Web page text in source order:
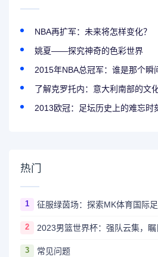
NBA再扩军：未来将怎样变化？
姚夏——探究神奇的色彩世界
2015年NBA总冠军：谁是那个瞬
了解克罗托内：意大利南部的文
2013欧冠：足坛历史上的难忘时
热门
1 征服绿茵场：探索MK体育国际
2 2023男篮世界杯：强队云集，
3 常见问题